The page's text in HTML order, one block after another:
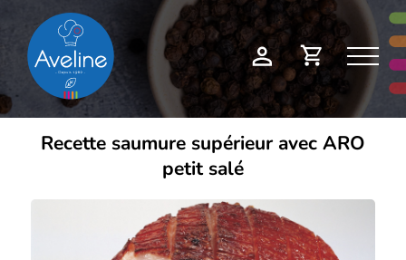
Mon
compte
Demande
de
devis
Recette saumure supérieur avec ARO
petit salé
Panneau de gestion des cookies